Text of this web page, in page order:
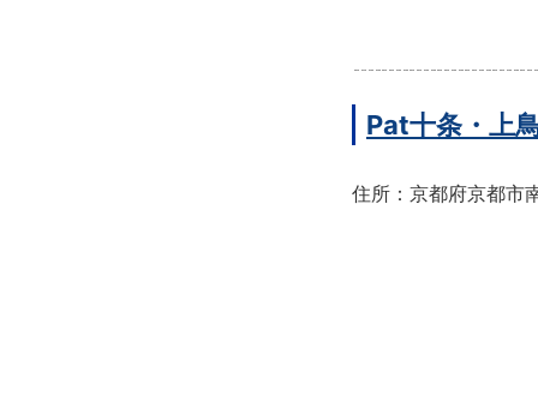
Pat十条・上
住所：京都府京都市